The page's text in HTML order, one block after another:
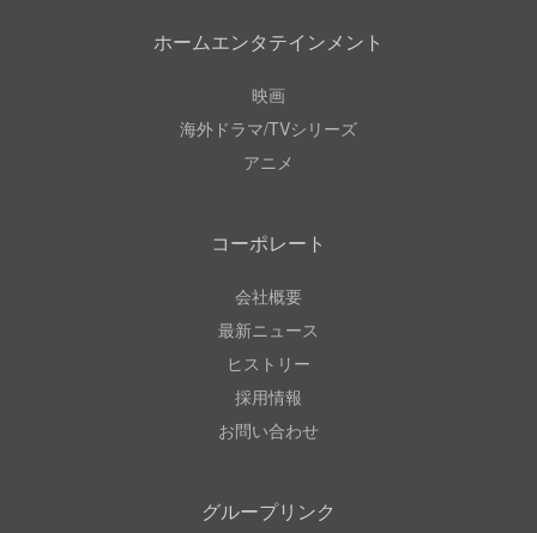
ホームエンタテインメント
映画
海外ドラマ/TVシリーズ
アニメ
コーポレート
会社概要
最新ニュース
ヒストリー
採用情報
お問い合わせ
グループリンク